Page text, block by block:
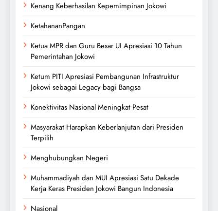
Kenang Keberhasilan Kepemimpinan Jokowi
KetahananPangan
Ketua MPR dan Guru Besar UI Apresiasi 10 Tahun
Pemerintahan Jokowi
Ketum PITI Apresiasi Pembangunan Infrastruktur
Jokowi sebagai Legacy bagi Bangsa
Konektivitas Nasional Meningkat Pesat
Masyarakat Harapkan Keberlanjutan dari Presiden
Terpilih
Menghubungkan Negeri
Muhammadiyah dan MUI Apresiasi Satu Dekade
Kerja Keras Presiden Jokowi Bangun Indonesia
Nasional